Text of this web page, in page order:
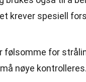
krever spesiell
følsomme for
nøye kontrolleres.